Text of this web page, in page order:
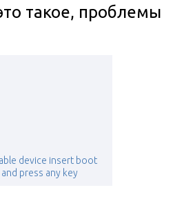
такое, проблемы
device insert boot
press any key